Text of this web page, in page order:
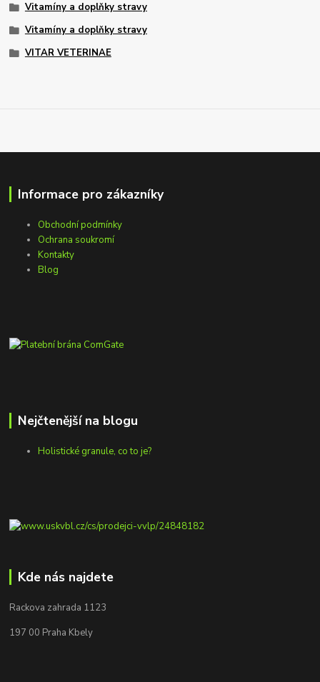
Vitamíny a doplňky stravy
Vitamíny a doplňky stravy
VITAR VETERINAE
Informace pro zákazníky
Obchodní podmínky
Ochrana soukromí
Kontakty
Blog
Nejčtenější na blogu
Holistické granule, co to je?
Kde nás najdete
Rackova zahrada 1123
197 00 Praha Kbely